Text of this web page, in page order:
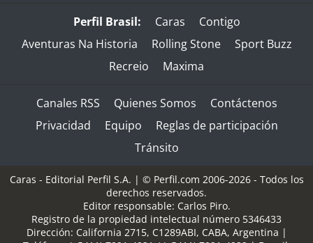
Perfil Brasil: Caras
Contigo
Aventuras Na Historia
Rolling Stone
Sport Buzz
Recreio
Maxima
Canales RSS Quienes Somos
Contáctenos
Privacidad
Equipo
Reglas de participación
Tránsito
Caras - Editorial Perfil S.A. | © Perfil.com 2006-2026 - Todos los
derechos reservados.
Editor responsable: Carlos Piro.
Registro de la propiedad intelectual número 5346433
Dirección: California 2715, C1289ABI, CABA, Argentina |